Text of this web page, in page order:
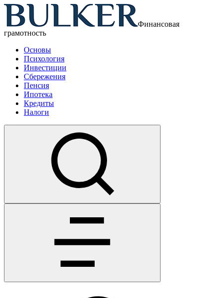
Финансовая
грамотность
Основы
Психология
Инвестиции
Сбережения
Пенсия
Ипотека
Кредиты
Налоги